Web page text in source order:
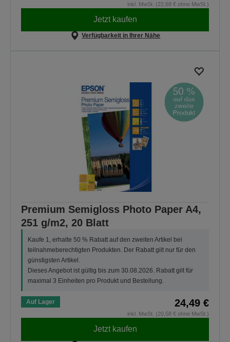
inkl. MwSt. (22,68 € ohne MwSt.)
Jetzt kaufen
Verfügbarkeit in Ihrer Nähe
Premium Semigloss Photo Paper A4,
251 g/m2, 20 Blatt
Kaufe 1, erhalte 50 % Rabatt auf den zweiten Artikel bei
teilnahmeberechtigten Produkten. Der Rabatt gilt nur für den
günstigsten Artikel.
Dieses Angebot ist gültig bis zum 30.08.2026. Rabatt gilt für
maximal 3 Einheiten pro Produkt und Bestellung.
Auf Lager 24,49 €
inkl. MwSt. (20,58 € ohne MwSt.)
Jetzt kaufen